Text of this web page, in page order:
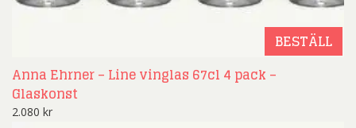
BESTÄLL
Anna Ehrner – Line vinglas 67cl 4 pack –
Glaskonst
2.080 kr